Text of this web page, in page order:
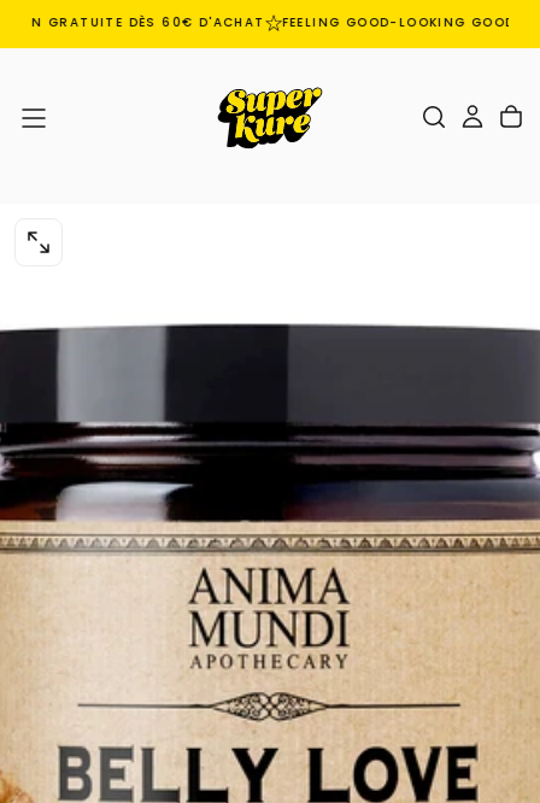
PASSER
GRATUITE DÈS 60€ D'ACHAT FEELING GOOD-LOOKING GOOD
FENÊTRE
MODALE